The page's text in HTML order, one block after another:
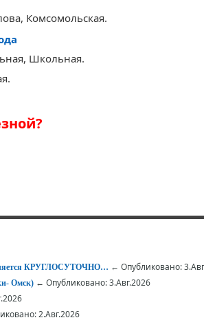
Комсомольская.
Школьная.
КРУГЛОСУТОЧНО… ← Опубликовано:
Омск) ← Опубликовано: 3.Авг.2026
2.Авг.2026